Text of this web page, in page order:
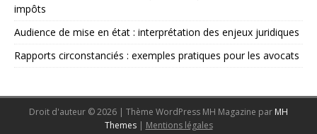
impôts
Audience de mise en état : interprétation des enjeux juridiques
Rapports circonstanciés : exemples pratiques pour les avocats
Droit d'auteur © 2026 | Thème WordPress MH Magazine par MH
Themes | Mentions légales